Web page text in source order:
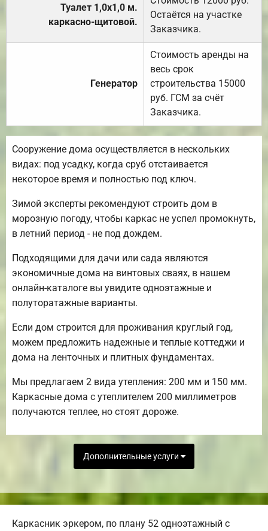
Туалет 1,0х1,0 м.
каркасно-щитовой.
Остаётся на участке
Заказчика.
Генератор
Стоимость аренды на
весь срок
строительства 15000
руб. ГСМ за счёт
Заказчика.
Сооружение дома осуществляется в нескольких
видах: под усадку, когда сруб отстаивается
некоторое время и полностью под ключ.
Зимой эксперты рекомендуют строить дом в
морозную погоду, чтобы каркас не успел промокнуть,
в летний период - не под дождем.
Подходящими для дачи или сада являются
экономичные дома на винтовых сваях, в нашем
онлайн-каталоге вы увидите одноэтажные и
полуторатажные варианты.
Если дом строится для проживания круглый год,
можем предложить надежные и теплые коттеджи и
дома на ленточных и плитных фундаментах.
Мы предлагаем 2 вида утепления: 200 мм и 150 мм.
Каркасные дома с утеплителем 200 миллиметров
получаются теплее, но стоят дороже.
Дополнительные услуги
Каркасник эркером, по плану 52 одноэтажный с